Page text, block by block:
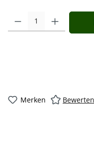
Produkt Anzahl: Gib
Merken Bewerten